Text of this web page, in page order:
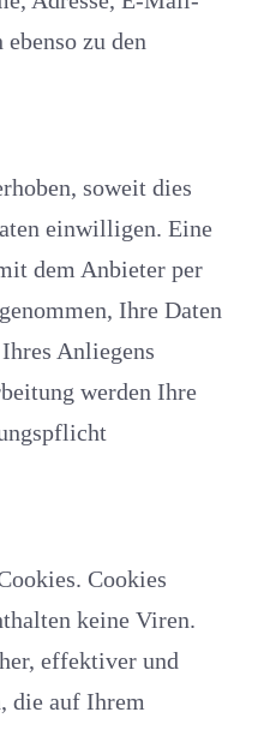
zu den
Anbieter per
Ihre Daten
Anliegens
Viren.
effektiver und
die auf Ihrem